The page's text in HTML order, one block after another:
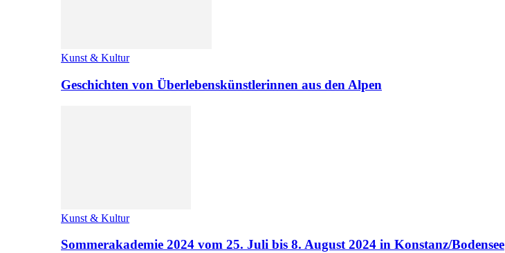
Kunst & Kultur
Geschichten von Überlebenskünstlerinnen aus den Alpen
Kunst & Kultur
Sommerakademie 2024 vom 25. Juli bis 8. August 2024 in Konstanz/Bodensee